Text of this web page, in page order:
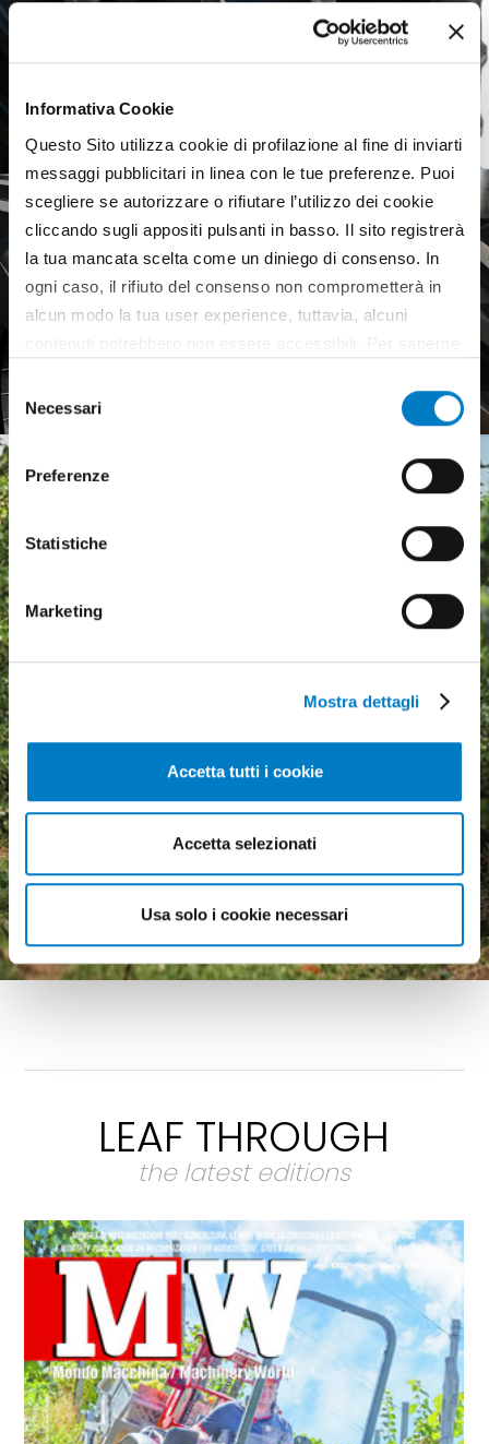
Informativa Cookie
Questo Sito utilizza cookie di profilazione al fine di inviarti
messaggi pubblicitari in linea con le tue preferenze. Puoi
scegliere se autorizzare o rifiutare l’utilizzo dei cookie
cliccando sugli appositi pulsanti in basso. Il sito registrerà
la tua mancata scelta come un diniego di consenso. In
ogni caso, il rifiuto del consenso non comprometterà in
alcun modo la tua user experience, tuttavia, alcuni
all’utilizzo di tutti, o solamente di alcuni di essi, ti
del
consenso
Necessari
Preferenze
Statistiche
Marketing
Mostra dettagli
Accetta tutti i cookie
Accetta selezionati
Usa solo i cookie necessari
Agricultural tyres, a weak
European market
Agricultural machinery, a
growing market but
economic uncertainty
weighs heavily
LEAF THROUGH
the latest editions